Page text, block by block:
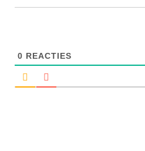
0 REACTIES